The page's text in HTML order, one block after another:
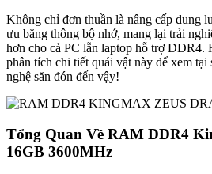
Không chỉ đơn thuần là nâng cấp dung
ưu băng thông bộ nhớ, mang lại trải
hơn cho cả PC lẫn laptop hỗ trợ DDR4.
phân tích chi tiết quái vật này để xem
nghệ săn đón đến vậy!
Tổng Quan Về RAM DDR4
16GB 3600MHz